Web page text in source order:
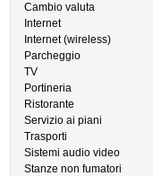
Cambio valuta
Internet
Internet (wireless)
Parcheggio
TV
Portineria
Ristorante
Servizio ai piani
Trasporti
Sistemi audio video
Stanze non fumatori